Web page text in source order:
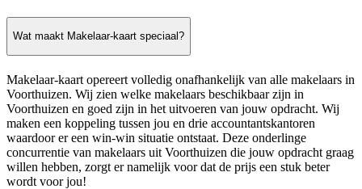
Wat maakt Makelaar-kaart speciaal?
Makelaar-kaart opereert volledig onafhankelijk van alle makelaars in
Voorthuizen. Wij zien welke makelaars beschikbaar zijn in
Voorthuizen en goed zijn in het uitvoeren van jouw opdracht. Wij
maken een koppeling tussen jou en drie accountantskantoren
waardoor er een win-win situatie ontstaat. Deze onderlinge
concurrentie van makelaars uit Voorthuizen die jouw opdracht graag
willen hebben, zorgt er namelijk voor dat de prijs een stuk beter
wordt voor jou!